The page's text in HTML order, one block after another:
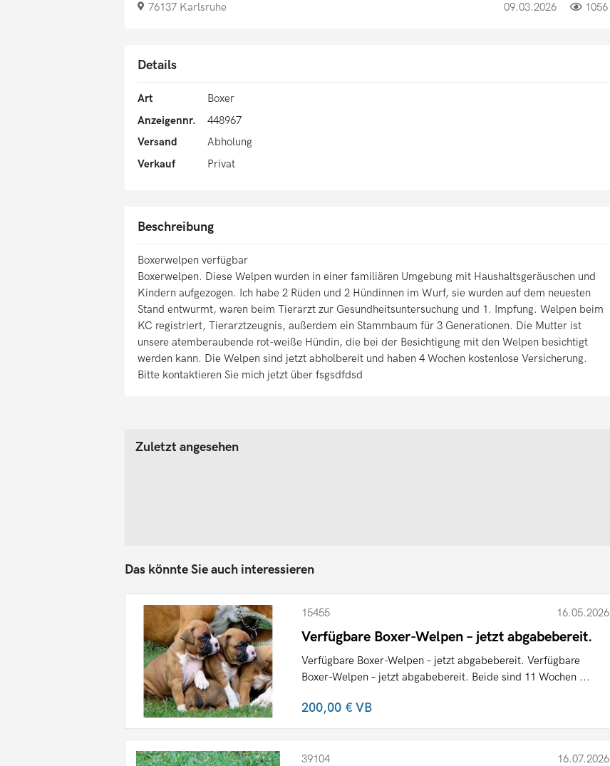
76137 Karlsruhe 09.03.2026 1056
Details
Art
Boxer
Anzeigennr.
448967
Versand
Abholung
Verkauf
Privat
Beschreibung
Boxerwelpen verfügbar
Boxerwelpen. Diese Welpen wurden in einer familiären Umgebung mit Haushaltsgeräuschen und
Kindern aufgezogen. Ich habe 2 Rüden und 2 Hündinnen im Wurf, sie wurden auf dem neuesten
Stand entwurmt, waren beim Tierarzt zur Gesundheitsuntersuchung und 1. Impfung. Welpen beim
KC registriert, Tierarztzeugnis, außerdem ein Stammbaum für 3 Generationen. Die Mutter ist
unsere atemberaubende rot-weiße Hündin, die bei der Besichtigung mit den Welpen besichtigt
werden kann. Die Welpen sind jetzt abholbereit und haben 4 Wochen kostenlose Versicherung.
Bitte kontaktieren Sie mich jetzt über fsgsdfdsd
Zuletzt angesehen
Das könnte Sie auch interessieren
15455 16.05.2026
Verfügbare Boxer-Welpen – jetzt abgabebereit.
Verfügbare Boxer-Welpen – jetzt abgabebereit. Verfügbare
Boxer-Welpen – jetzt abgabebereit. Beide sind 11 Wochen ...
200,00 €VB
39104 16.07.2026